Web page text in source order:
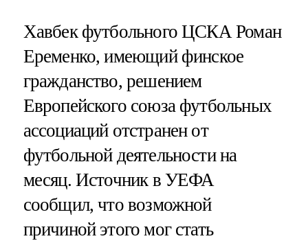
Хавбек футбольного ЦСКА Роман
Еременко, имеющий финское
гражданство, решением
Европейского союза футбольных
ассоциаций отстранен от
футбольной деятельности на
месяц. Источник в УЕФА
сообщил, что возможной
причиной этого мог стать